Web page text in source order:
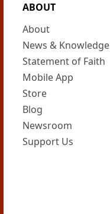
ABOUT
About
News & Knowledge
Statement of Faith
Mobile App
Store
Blog
Newsroom
Support Us